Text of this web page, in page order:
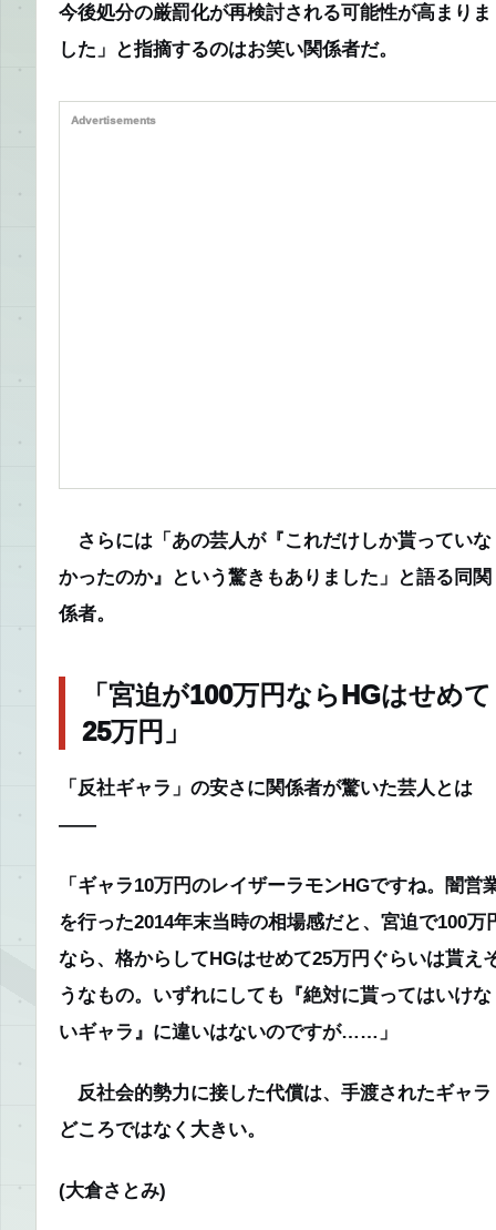
今後処分の厳罰化が再検討される可能性が高まりま
した」
と指摘するのはお笑い関係者だ。
Advertisements
さらには 「あの芸人が『これだけしか貰っていな
かったのか』という驚きもありました」
と語る同関
係者。
「宮迫が100万円ならHGはせめて
25万円」
「反社ギャラ」の安さに関係者が驚いた芸人とは
――
「ギャラ10万円のレイザーラモンHGですね。闇営
を行った2014年末当時の相場感だと、宮迫で100万
なら、格からしてHGはせめて25万円ぐらいは貰え
うなもの。いずれにしても『絶対に貰ってはいけな
いギャラ』に違いはないのですが……」
反社会的勢力に接した代償は、手渡されたギャラ
どころではなく大きい。
(大倉さとみ)